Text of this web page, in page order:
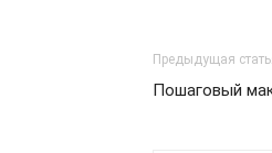
Предыдущая
Пошаговый